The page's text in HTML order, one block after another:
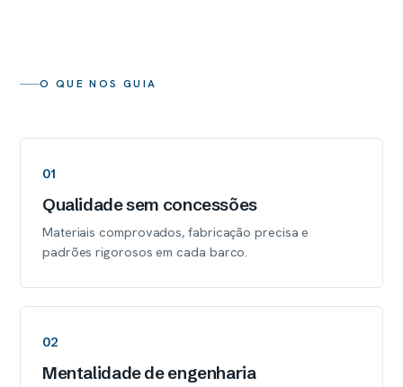
O QUE NOS GUIA
01
Qualidade sem concessões
Materiais comprovados, fabricação precisa e
padrões rigorosos em cada barco.
02
Mentalidade de engenharia